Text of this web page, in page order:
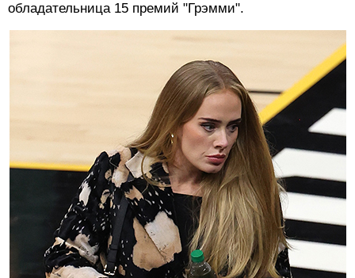
обладательница 15 премий "Грэмми".